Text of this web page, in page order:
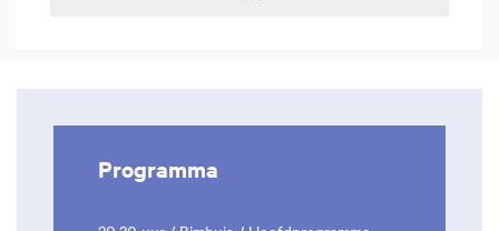
Programma